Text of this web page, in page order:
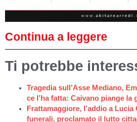
Continua a leggere
Ti potrebbe
Tragedia sull’Asse Mediano,
ce l’ha fatta: Caivano piange la
Frattamaggiore, l’addio a
funerali, proclamato il lutto